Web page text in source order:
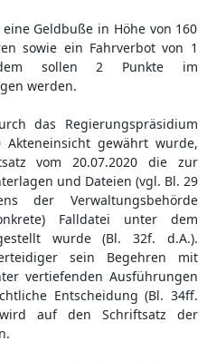
Geldbuße in Höhe von 160
sowie ein Fahrverbot von 1
sollen 2 Punkte im
werden.
das Regierungspräsidium
Akteneinsicht gewährt wurde,
vom 20.07.2020 die zur
und Dateien (vgl. Bl. 29
der Verwaltungsbehörde
Falldatei unter dem
wurde (Bl. 32f. d.A.).
sein Begehren mit
vertiefenden Ausführungen
Entscheidung (Bl. 34ff.
auf den Schriftsatz der